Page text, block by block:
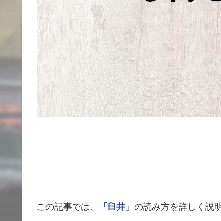
この記事では、 「臼井」 の読み方を詳しく説